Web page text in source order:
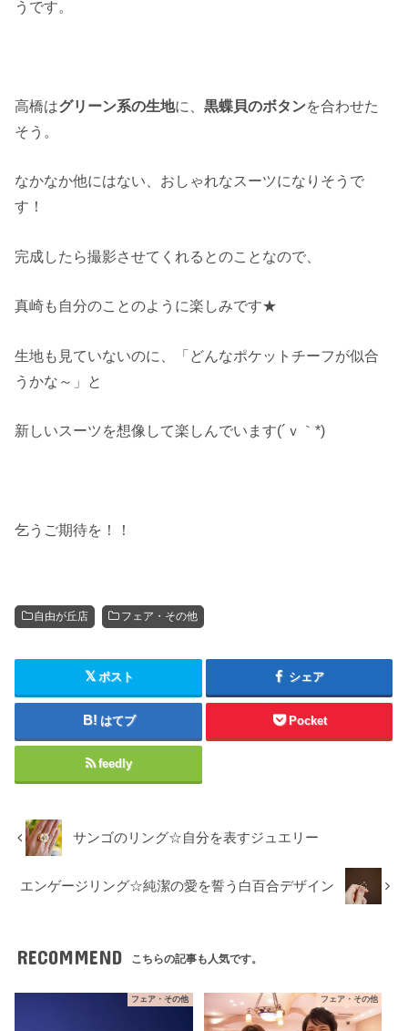
うです。
高橋はグリーン系の生地に、黒蝶貝のボタンを合わせた
そう。
なかなか他にはない、おしゃれなスーツになりそうで
す！
完成したら撮影させてくれるとのことなので、
真崎も自分のことのように楽しみです★
生地も見ていないのに、「どんなポケットチーフが似合
うかな～」と
新しいスーツを想像して楽しんでいます(´ｖ｀*)
乞うご期待を！！
自由が丘店 フェア・その他
ポスト シェア
はてブ Pocket
feedly
サンゴのリング☆自分を表すジュエリー
エンゲージリング☆純潔の愛を誓う白百合デザイン
RECOMMEND こちらの記事も人気です。
フェア・その他 フェア・その他